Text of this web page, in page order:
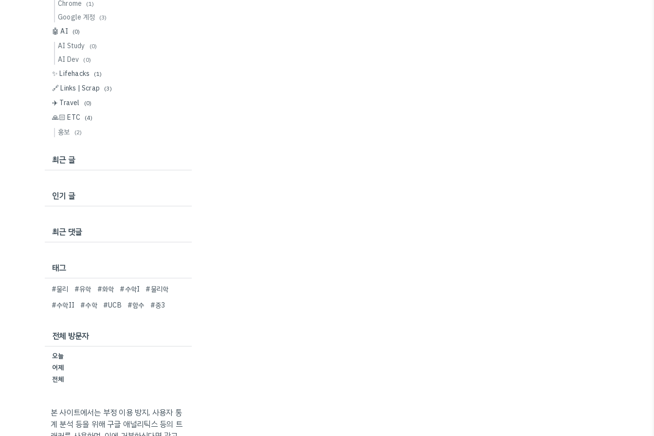
Chrome (1)
Google 계정 (3)
🤖 AI (0)
AI Study (0)
AI Dev (0)
✨ Lifehacks (1)
🔗 Links | Scrap (3)
✈️ Travel (0)
🙏🏻 ETC (4)
홍보 (2)
최근 글
인기 글
최근 댓글
태그
#물리 #유학 #화학 #수학I
#물리학
#수학II
#수학 #UCB #함수 #중3
전체 방문자
오늘
어제
전체
본 사이트에서는 부정 이용 방지, 사용자 통
계 분석 등을 위해 구글 애널리틱스 등의 트